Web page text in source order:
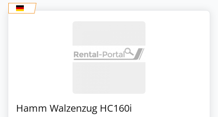
Hamm Walzenzug HC160i